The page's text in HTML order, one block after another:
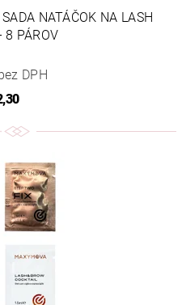
NATÁČOK NA LASH
8 PÁROV
DPH